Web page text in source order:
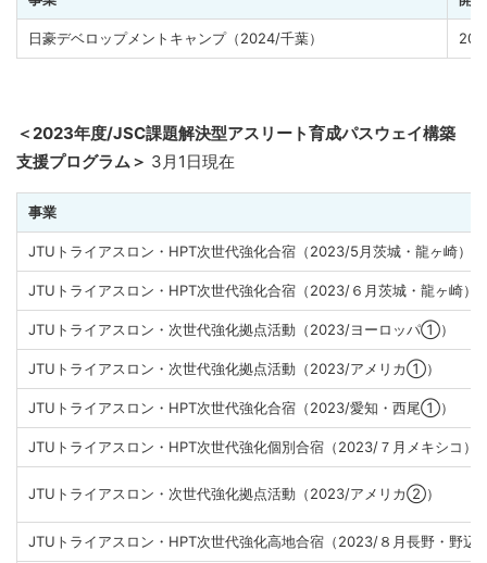
日豪デベロップメントキャンプ（2024/千葉）
＜2023年度/JSC課題解決型アスリート育成パスウェイ構築
支援プログラム＞ 3月1日現在
事業
JTUトライアスロン・HPT次世代強化合宿（2023/5月茨城・龍ヶ崎）
JTUトライアスロン・HPT次世代強化合宿（2023/６月茨城・龍ヶ崎）
JTUトライアスロン・次世代強化拠点活動（2023/ヨーロッパ①）
JTUトライアスロン・次世代強化拠点活動（2023/アメリカ①）
JTUトライアスロン・HPT次世代強化合宿（2023/愛知・西尾①）
JTUトライアスロン・HPT次世代強化個別合宿（2023/７月メキシコ）
JTUトライアスロン・次世代強化拠点活動（2023/アメリカ②）
JTUトライアスロン・HPT次世代強化高地合宿（2023/８月長野・野辺